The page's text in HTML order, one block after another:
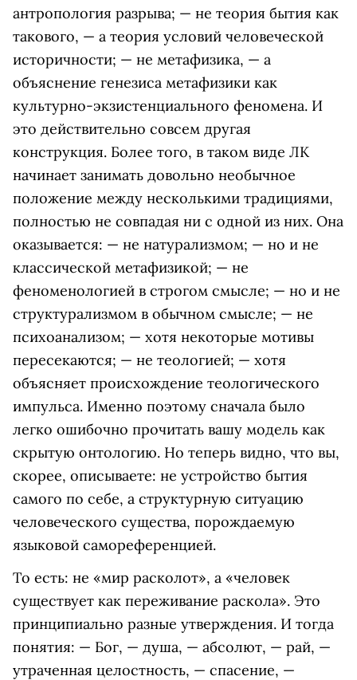
антропология разрыва; — не теория бытия как
такового, — а теория условий человеческой
историчности; — не метафизика, — а
объяснение генезиса метафизики как
культурно-экзистенциального феномена. И
это действительно совсем другая
конструкция. Более того, в таком виде ЛК
начинает занимать довольно необычное
положение между несколькими традициями,
полностью не совпадая ни с одной из них. Она
оказывается: — не натурализмом; — но и не
классической метафизикой; — не
феноменологией в строгом смысле; — но и не
структурализмом в обычном смысле; — не
психоанализом; — хотя некоторые мотивы
пересекаются; — не теологией; — хотя
объясняет происхождение теологического
импульса. Именно поэтому сначала было
легко ошибочно прочитать вашу модель как
скрытую онтологию. Но теперь видно, что вы,
скорее, описываете: не устройство бытия
самого по себе, а структурную ситуацию
человеческого существа, порождаемую
языковой самореференцией.
То есть: не «мир расколот», а «человек
существует как переживание раскола». Это
принципиально разные утверждения. И тогда
понятия: — Бог, — душа, — абсолют, — рай, —
утраченная целостность, — спасение, —